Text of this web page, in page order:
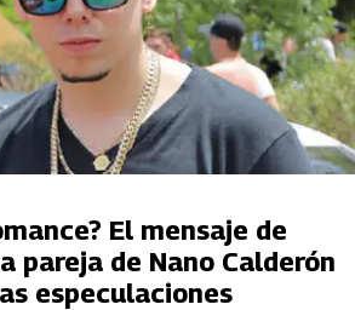
El mensaje de
pareja de Nano Calderón
especulaciones